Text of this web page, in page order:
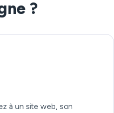
?
à un site web, son